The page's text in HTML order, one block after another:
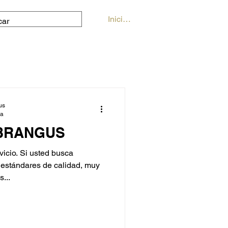
Iniciar sesión
Si usted busca
de calidad, muy